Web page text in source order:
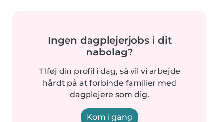
Ingen dagplejerjobs i dit
nabolag?
Tilføj din profil i dag, så vil vi arbejde
hårdt på at forbinde familier med
dagplejere som dig.
Kom i gang